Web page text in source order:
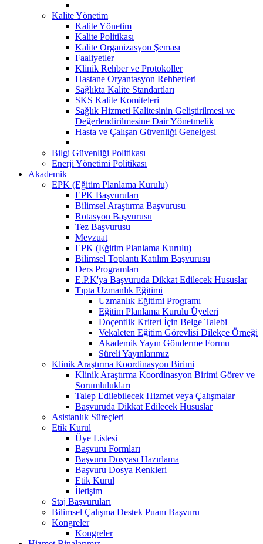
Kalite Yönetim
Kalite Yönetim
Kalite Politikası
Kalite Organizasyon Şeması
Faaliyetler
Klinik Rehber ve Protokoller
Hastane Oryantasyon Rehberleri
Sağlıkta Kalite Standartları
SKS Kalite Komiteleri
Sağlık Hizmeti Kalitesinin Geliştirilmesi ve
Değerlendirilmesine Dair Yönetmelik
Hasta ve Çalışan Güvenliği Genelgesi
Bilgi Güvenliği Politikası
Enerji Yönetimi Politikası
Akademik
EPK (Eğitim Planlama Kurulu)
EPK Başvuruları
Bilimsel Araştırma Başvurusu
Rotasyon Başvurusu
Tez Başvurusu
Mevzuat
EPK (Eğitim Planlama Kurulu)
Bilimsel Toplantı Katılım Başvurusu
Ders Programları
E.P.K'ya Başvuruda Dikkat Edilecek Hususlar
Tıpta Uzmanlık Eğitimi
Uzmanlık Eğitimi Programı
Eğitim Planlama Kurulu Üyeleri
Doçentlik Kriteri İçin Belge Talebi
Vekaleten Eğitim Görevlisi Dilekçe Örneği
Akademik Yayın Gönderme Formu
Süreli Yayınlarımız
Klinik Araştırma Koordinasyon Birimi
Klinik Araştırma Koordinasyon Birimi Görev ve
Sorumlulukları
Talep Edilebilecek Hizmet veya Çalışmalar
Başvuruda Dikkat Edilecek Hususlar
Asistanlık Süreçleri
Etik Kurul
Üye Listesi
Başvuru Formları
Başvuru Dosyası Hazırlama
Başvuru Dosya Renkleri
Etik Kurul
İletişim
Staj Başvuruları
Bilimsel Çalışma Destek Puanı Başvuru
Kongreler
Kongreler